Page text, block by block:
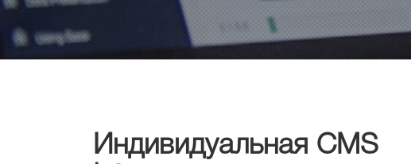
Индивидуальная CMS